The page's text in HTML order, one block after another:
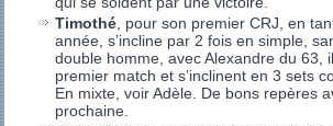
Timothé , pour son premier CRJ, en
année, s’incline par 2 fois en simple,
double homme, avec Alexandre du 63,
premier match et s’inclinent en 3 sets
En mixte, voir Adèle. De bons repères
prochaine.